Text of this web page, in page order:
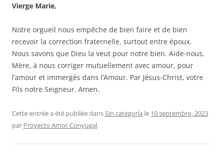
Vierge Marie,
Notre orgueil nous empêche de bien faire et de bien
recevoir la correction fraternelle, surtout entre époux.
Nous savons que Dieu la veut pour notre bien. Aide-nous,
Mère, à nous corriger mutuellement avec amour, pour
l’amour et immergés dans l’Amour. Par Jésus-Christ, votre
Fils notre Seigneur. Amen.
Cette entrée a été publiée dansSin categoría le 10 septembre, 2023
par Proyecto Amor Conyugal.